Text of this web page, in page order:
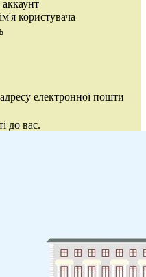
користувача
електронної пошти
до вас.